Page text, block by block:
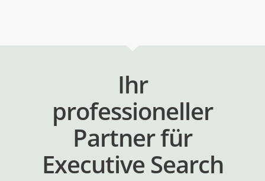
Ihr
professioneller
Partner für
Executive Search